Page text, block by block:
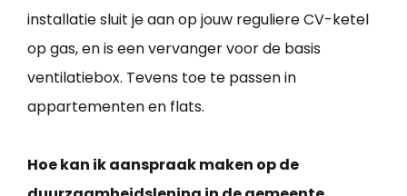
installatie sluit je aan op jouw reguliere CV-ketel
op gas, en is een vervanger voor de basis
ventilatiebox. Tevens toe te passen in
appartementen en flats.
Hoe kan ik aanspraak maken op de